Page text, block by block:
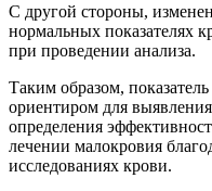
С другой стороны,
нормальных показателях
при проведении анализа.
Таким образом,
ориентиром для
определения
лечении малокровия
исследованиях крови.